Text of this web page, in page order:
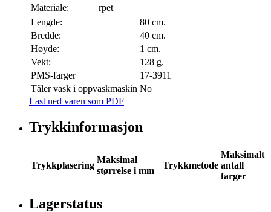
Materiale:
rpet
Lengde:
80 cm.
Bredde:
40 cm.
Høyde:
1 cm.
Vekt:
128 g.
PMS-farger
17-3911
Tåler vask i oppvaskmaskin No
Last ned varen som PDF
Trykkinformasjon
Trykkplasering
Maksimal
størrelse i mm
Trykkmetode
Maksimalt
antall
farger
Lagerstatus